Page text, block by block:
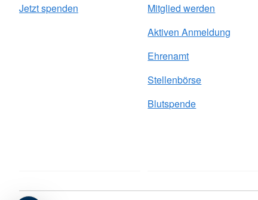
Jetzt spenden
Mitglied werden
Aktiven Anmeldung
Ehrenamt
Stellenbörse
Blutspende